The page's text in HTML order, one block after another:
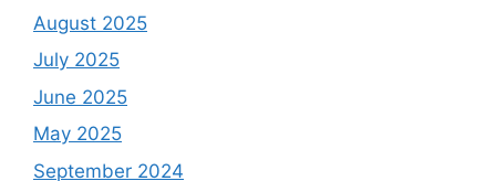
August 2025
July 2025
June 2025
May 2025
September 2024